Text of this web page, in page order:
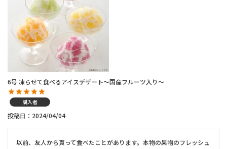
6号 凍らせて食べるアイスデザート～国産フルーツ入り～
購入者
投稿日 2024/04/04
以前、友人から貰って食べたことがあります。本物の果物のフレッシュ